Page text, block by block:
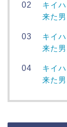
キイ
来た
キイ
来た
キイ
来た